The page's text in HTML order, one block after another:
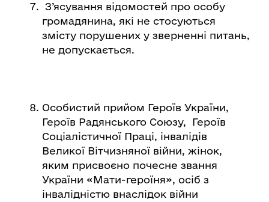
З’ясування відомостей про особу
громадянина, які не стосуються
змісту порушених у зверненні питань,
не допускається.
Особистий прийом Героїв України,
Героїв Радянського Союзу, Героїв
Соціалістичної Праці, інвалідів
Великої Вітчизняної війни, жінок,
яким присвоєно почесне звання
України «Мати-героїня», осіб з
інвалідністю внаслідок війни